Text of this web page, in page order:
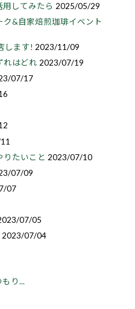
してみたら 2025/05/29
&自家焙煎珈琲イベント
します! 2023/11/09
れはどれ 2023/07/19
07/17
りたいこと 2023/07/10
07/09
07
07/05
2023/07/04
もり...